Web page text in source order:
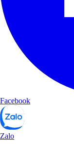
Facebook
Zalo